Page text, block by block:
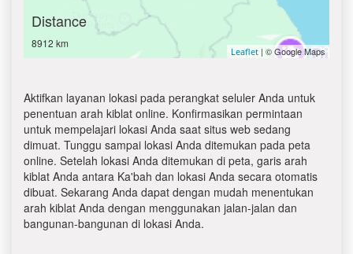
Distance
8912 km
Leaflet | © Google Maps
Aktifkan layanan lokasi pada perangkat seluler Anda untuk
penentuan arah kiblat online. Konfirmasikan permintaan
untuk mempelajari lokasi Anda saat situs web sedang
dimuat. Tunggu sampai lokasi Anda ditemukan pada peta
online. Setelah lokasi Anda ditemukan di peta, garis arah
kiblat Anda antara Ka'bah dan lokasi Anda secara otomatis
dibuat. Sekarang Anda dapat dengan mudah menentukan
arah kiblat Anda dengan menggunakan jalan-jalan dan
bangunan-bangunan di lokasi Anda.